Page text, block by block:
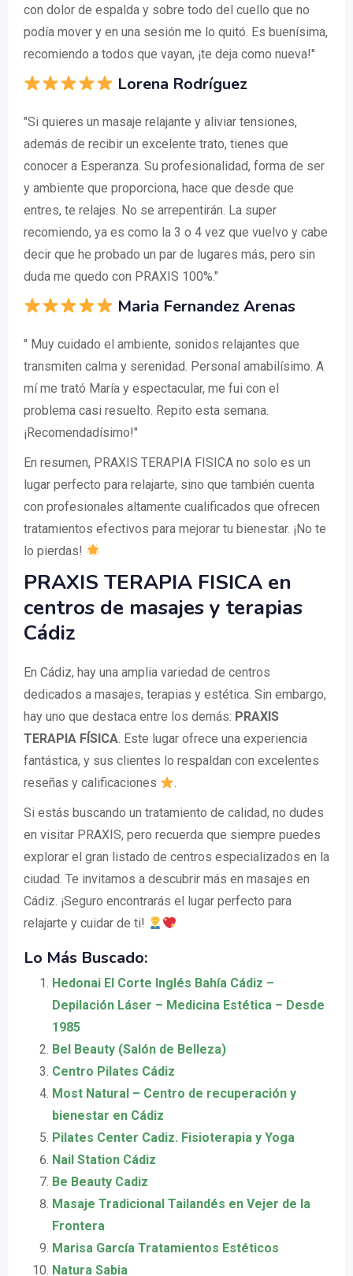
con dolor de espalda y sobre todo del cuello que no
podía mover y en una sesión me lo quitó. Es buenísima,
recomiendo a todos que vayan, ¡te deja como nueva!"
Lorena Rodríguez
"Si quieres un masaje relajante y aliviar tensiones,
además de recibir un excelente trato, tienes que
conocer a Esperanza. Su profesionalidad, forma de ser
y ambiente que proporciona, hace que desde que
entres, te relajes. No se arrepentirán. La super
recomiendo, ya es como la 3 o 4 vez que vuelvo y cabe
decir que he probado un par de lugares más, pero sin
duda me quedo con PRAXIS 100%."
Maria Fernandez Arenas
" Muy cuidado el ambiente, sonidos relajantes que
transmiten calma y serenidad. Personal amabilísimo. A
mí me trató María y espectacular, me fui con el
problema casi resuelto. Repito esta semana.
¡Recomendadísimo!"
En resumen, PRAXIS TERAPIA FISICA no solo es un
lugar perfecto para relajarte, sino que también cuenta
con profesionales altamente cualificados que ofrecen
tratamientos efectivos para mejorar tu bienestar. ¡No te
lo pierdas!
PRAXIS TERAPIA FISICA en
centros de masajes y terapias
Cádiz
En Cádiz, hay una amplia variedad de centros
dedicados a masajes, terapias y estética. Sin embargo,
hay uno que destaca entre los demás: PRAXIS
TERAPIA FÍSICA. Este lugar ofrece una experiencia
fantástica, y sus clientes lo respaldan con excelentes
reseñas y calificaciones
.
Si estás buscando un tratamiento de calidad, no dudes
en visitar PRAXIS, pero recuerda que siempre puedes
explorar el gran listado de centros especializados en la
ciudad. Te invitamos a descubrir más en masajes en
Cádiz. ¡Seguro encontrarás el lugar perfecto para
relajarte y cuidar de ti!
Lo Más Buscado:
Hedonai El Corte Inglés Bahía Cádiz –
Depilación Láser – Medicina Estética – Desde
1985
Bel Beauty (Salón de Belleza)
Centro Pilates Cádiz
Most Natural – Centro de recuperación y
bienestar en Cádiz ‍ ️
Pilates Center Cadiz. Fisioterapia y Yoga
Nail Station Cádiz
Be Beauty Cadiz
Masaje Tradicional Tailandés en Vejer de la
Frontera
Marisa García Tratamientos Estéticos
Natura Sabia